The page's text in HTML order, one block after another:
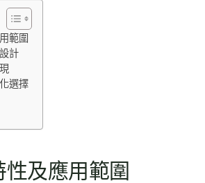
範圍
計
選擇
及應用範圍